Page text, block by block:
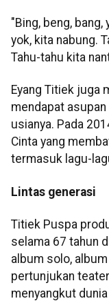
"Bing, beng, bang,
yok, kita nabung.
Tahu-tahu kita
Eyang Titiek juga
mendapat
usianya. Pada
Cinta yang
termasuk lagu-
Lintas generasi
Titiek Puspa
selama 67 tahun
album solo,
pertunjukan
menyangkut